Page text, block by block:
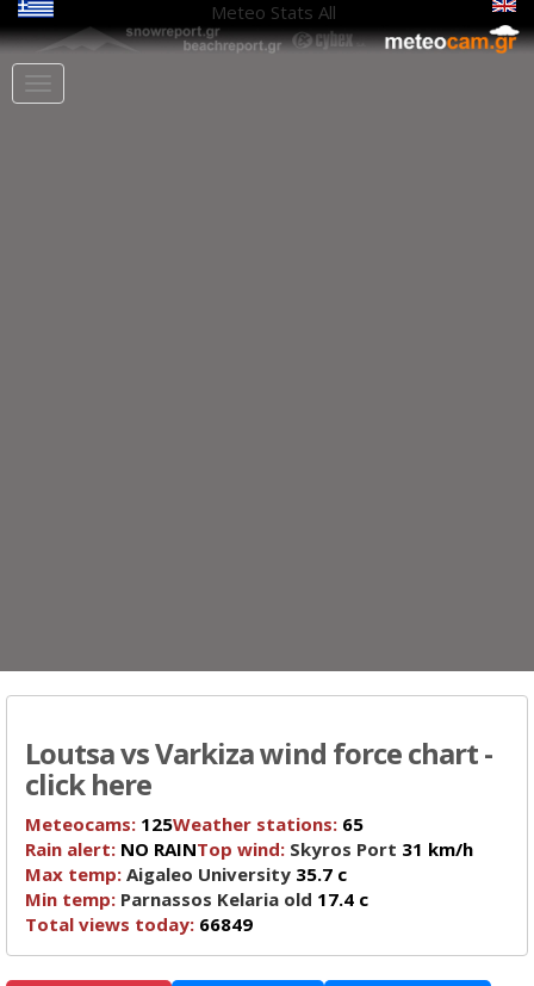
Meteo Stats All
Loutsa vs Varkiza wind force chart -
click here
Meteocams: 125Weather stations: 65
Rain alert: NO RAINTop wind: Skyros Port 31 km/h
Max temp: Aigaleo University 35.7 c
Min temp: Parnassos Kelaria old 17.4 c
Total views today: 66849